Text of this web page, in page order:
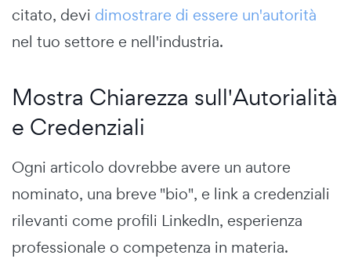
citato, devi dimostrare di essere un'autorità
nel tuo settore e nell'industria.
Mostra Chiarezza sull'Autorialità
e Credenziali
Ogni articolo dovrebbe avere un autore
nominato, una breve "bio", e link a credenziali
rilevanti come profili LinkedIn, esperienza
professionale o competenza in materia.